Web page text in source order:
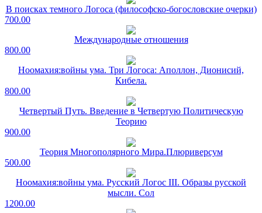
В поисках темного Логоса (философско-богословские очерки)
700.00
Международные отношения
800.00
Ноомахия:войны ума. Три Логоса: Аполлон, Дионисий,
Кибела.
800.00
Четвертый Путь. Введение в Четвертую Политическую
Теорию
900.00
Теория Многополярного Мира.Плюриверсум
500.00
Ноомахия:войны ума. Русский Логос III. Образы русской
мысли. Сол
1200.00